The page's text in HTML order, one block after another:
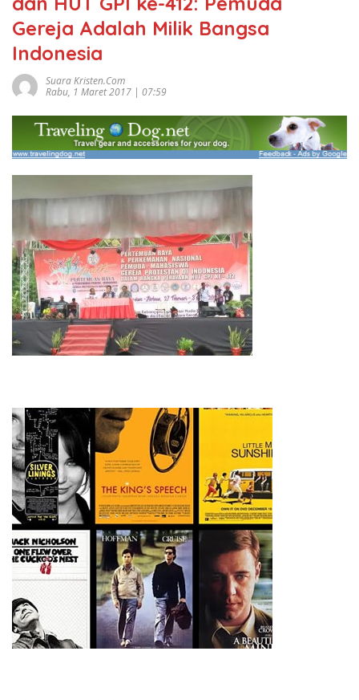
Gereja Adalah Milik Bangsa
Indonesia
Suara Kristen.com
Rabu, 1 Maret 2017 | 07:59